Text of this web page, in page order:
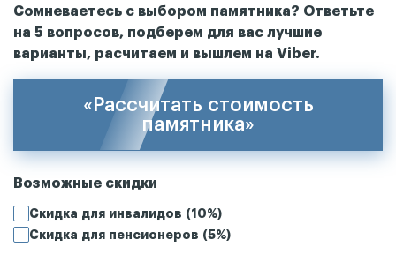
Сомневаетесь с выбором памятника? Ответьте
на 5 вопросов, подберем для вас лучшие
варианты, расчитаем и вышлем на Viber.
«Рассчитать стоимость
памятника»
Возможные скидки
Скидка для инвалидов (10%)
Скидка для пенсионеров (5%)